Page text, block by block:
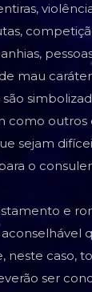
mau
como outros
sejam
o
e
neste caso,
ser